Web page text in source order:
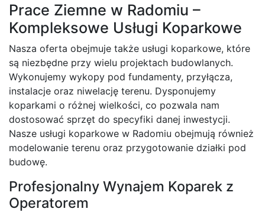
Prace Ziemne w Radomiu –
Kompleksowe Usługi Koparkowe
Nasza oferta obejmuje także usługi koparkowe, które
są niezbędne przy wielu projektach budowlanych.
Wykonujemy wykopy pod fundamenty, przyłącza,
instalacje oraz niwelację terenu. Dysponujemy
koparkami o różnej wielkości, co pozwala nam
dostosować sprzęt do specyfiki danej inwestycji.
Nasze usługi koparkowe w Radomiu obejmują również
modelowanie terenu oraz przygotowanie działki pod
budowę.
Profesjonalny Wynajem Koparek z
Operatorem